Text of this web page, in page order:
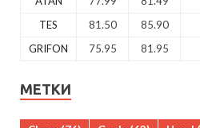
TES
81.50 85.90
GRIFON
75.95 81.95
МЕТКИ